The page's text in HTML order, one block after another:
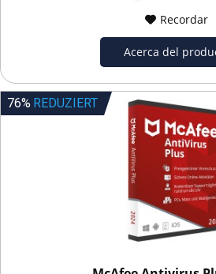
Recordar
Acerca del
76% REDUZIERT